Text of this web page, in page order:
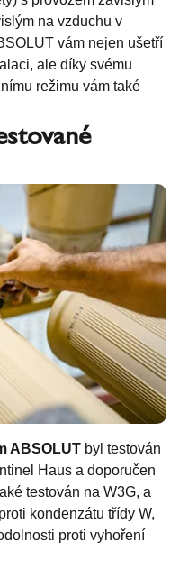
na vzduchu v
vám nejen ušetří
ale díky svému
režimu vám také
ABSOLUT byl testován
Haus a doporučen
testován na W3G, a
kondenzátu třídy W,
proti vyhoření